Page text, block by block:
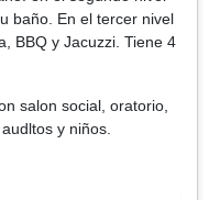
baño. En el tercer nivel
BBQ y Jacuzzi. Tiene 4
salon social, oratorio,
y niños.